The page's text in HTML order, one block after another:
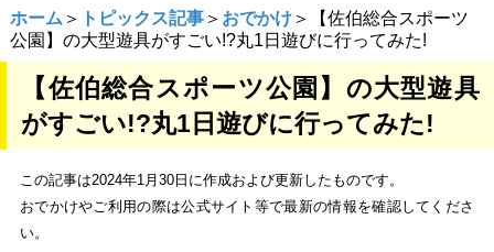
ホーム ＞ トピックス記事＞ おでかけ＞【佐伯総合スポーツ
公園】の大型遊具がすごい!?丸1日遊びに行ってみた!
【佐伯総合スポーツ公園】の大型遊具
がすごい!?丸1日遊びに行ってみた!
この記事は2024年1月30日に作成および更新したものです。
おでかけやご利用の際は公式サイト等で最新の情報を確認してくださ
い。